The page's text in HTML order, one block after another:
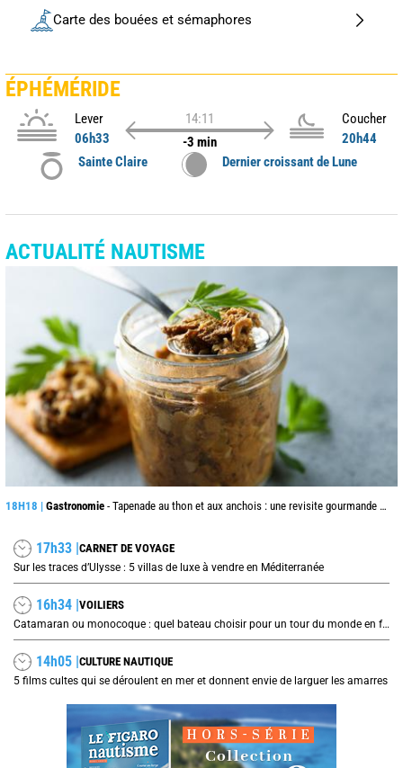
Carte des bouées et sémaphores
ÉPHÉMÉRIDE
Lever
06h33
14:11
-3 min
Coucher
20h44
Sainte Claire
Dernier croissant de Lune
ACTUALITÉ NAUTISME
18H18 | Gastronomie - Tapenade au thon et aux anchois : une revisite gourmande du grand classique provençal
17h33 |CARNET DE VOYAGE
Sur les traces d’Ulysse : 5 villas de luxe à vendre en Méditerranée
16h34 |VOILIERS
Catamaran ou monocoque : quel bateau choisir pour un tour du monde en famille ?
14h05 |CULTURE NAUTIQUE
5 films cultes qui se déroulent en mer et donnent envie de larguer les amarres